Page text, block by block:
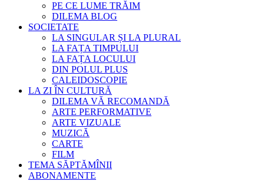
PE CE LUME TRĂIM
DILEMA BLOG
SOCIETATE
LA SINGULAR ȘI LA PLURAL
LA FAȚA TIMPULUI
LA FAȚA LOCULUI
DIN POLUL PLUS
CALEIDOSCOPIE
LA ZI ÎN CULTURĂ
DILEMA VĂ RECOMANDĂ
ARTE PERFORMATIVE
ARTE VIZUALE
MUZICĂ
CARTE
FILM
TEMA SĂPTĂMÎNII
ABONAMENTE